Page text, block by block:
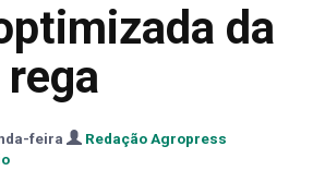
da
feira
Redação Agropress